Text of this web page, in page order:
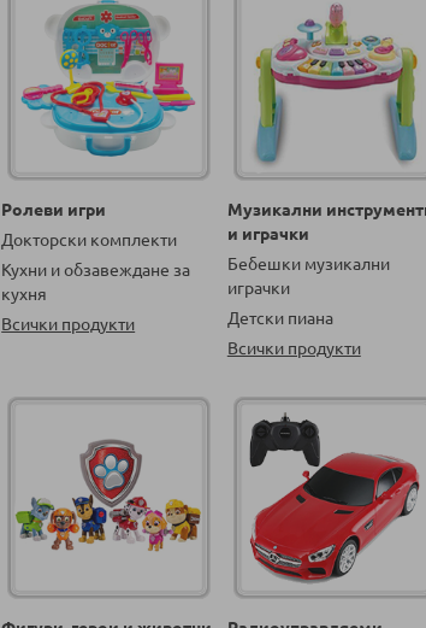
Ролеви игри
Докторски комплекти
Кухни и обзавеждане за
кухня
Всички продукти
Музикални
и играчки
Бебешки музикални
играчки
Детски пиана
Всички продукти